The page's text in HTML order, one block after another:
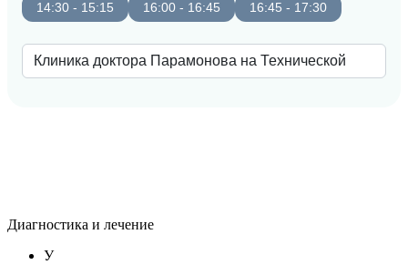
14:30 - 15:15 16:00 - 16:45 16:45 - 17:30
Диагностика и лечение
У